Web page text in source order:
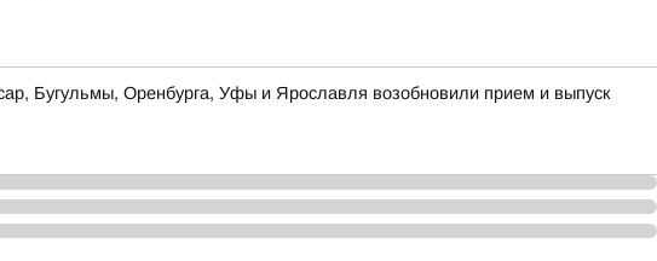
Бугульмы, Оренбурга, Уфы и Ярославля возобновили прием и выпуск